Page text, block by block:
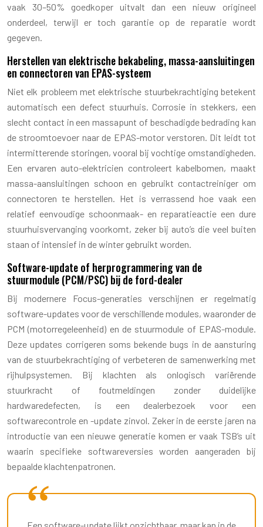
vaak 30–50% goedkoper uitvalt dan een nieuw origineel
onderdeel, terwijl er toch garantie op de reparatie wordt
gegeven.
Herstellen van elektrische bekabeling, massa-aansluitingen
en connectoren van EPAS-systeem
Niet elk probleem met elektrische stuurbekrachtiging betekent
automatisch een defect stuurhuis. Corrosie in stekkers, een
slecht contact in een massapunt of beschadigde bedrading kan
de stroomtoevoer naar de EPAS-motor verstoren. Dit leidt tot
intermitterende storingen, vooral bij vochtige omstandigheden.
Een ervaren auto-elektricien controleert kabelbomen, maakt
massa-aansluitingen schoon en gebruikt contactreiniger om
connectoren te herstellen. Het is verrassend hoe vaak een
relatief eenvoudige schoonmaak- en reparatieactie een dure
stuurhuisvervanging voorkomt, zeker bij auto’s die veel buiten
staan of intensief in de winter gebruikt worden.
Software-update of herprogrammering van de
stuurmodule (PCM/PSC) bij de ford-dealer
Bij modernere Focus-generaties verschijnen er regelmatig
software-updates voor de verschillende modules, waaronder de
PCM (motorregeleenheid) en de stuurmodule of EPAS-module.
Deze updates corrigeren soms bekende bugs in de aansturing
van de stuurbekrachtiging of verbeteren de samenwerking met
rijhulpsystemen. Bij klachten als onlogisch variërende
stuurkracht of foutmeldingen zonder duidelijke
hardwaredefecten, is een dealerbezoek voor een
softwarecontrole en -update zinvol. Zeker in de eerste jaren na
introductie van een nieuwe generatie komen er vaak TSB’s uit
waarin specifieke softwareversies worden aangeraden bij
bepaalde klachtenpatronen.